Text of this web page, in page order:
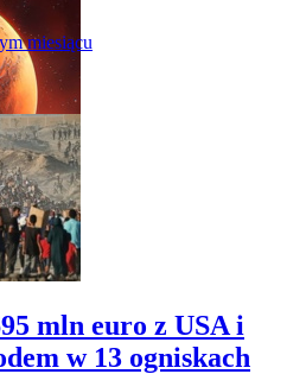
miesiącu
mln euro z USA i
w 13 ogniskach